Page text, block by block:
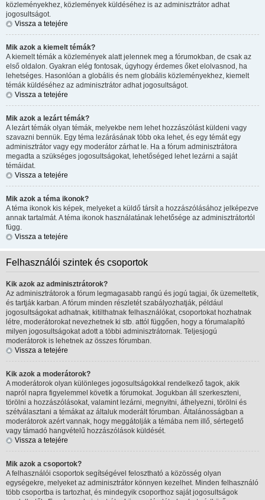
közleményekhez, közlemények küldéséhez is az adminisztrátor adhat
jogosultságot.
Vissza a tetejére
Mik azok a kiemelt témák?
A kiemelt témák a közlemények alatt jelennek meg a fórumokban, de csak az
első oldalon. Gyakran elég fontosak, úgyhogy érdemes őket elolvasnod, ha
lehetséges. Hasonlóan a globális és nem globális közleményekhez, kiemelt
témák küldéséhez az adminisztrátor adhat jogosultságot.
Vissza a tetejére
Mik azok a lezárt témák?
A lezárt témák olyan témák, melyekbe nem lehet hozzászólást küldeni vagy
szavazni bennük. Egy téma lezárásának több oka lehet, és egy témát egy
adminisztrátor vagy egy moderátor zárhat le. Ha a fórum adminisztrátora
megadta a szükséges jogosultságokat, lehetőséged lehet lezárni a saját
témáidat.
Vissza a tetejére
Mik azok a téma ikonok?
A téma ikonok kis képek, melyeket a küldő társít a hozzászólásához jelképezve
annak tartalmát. A téma ikonok használatának lehetősége az adminisztrátortól
függ.
Vissza a tetejére
Felhasználói szintek és csoportok
Kik azok az adminisztrátorok?
Az adminisztrátorok a fórum legmagasabb rangú és jogú tagjai, ők üzemeltetik,
és tartják karban. A fórum minden részletét szabályozhatják, például
jogosultságokat adhatnak, kitilthatnak felhasználókat, csoportokat hozhatnak
létre, moderátorokat nevezhetnek ki stb. attól függően, hogy a fórumalapító
milyen jogosultságokat adott a többi adminisztrátornak. Teljesjogú
moderátorok is lehetnek az összes fórumban.
Vissza a tetejére
Kik azok a moderátorok?
A moderátorok olyan különleges jogosultságokkal rendelkező tagok, akik
napról napra figyelemmel követik a fórumokat. Jogukban áll szerkeszteni,
törölni a hozzászólásokat, valamint lezárni, megnyitni, áthelyezni, törölni és
szétválasztani a témákat az általuk moderált fórumban. Általánosságban a
moderátorok azért vannak, hogy meggátolják a témába nem illő, sértegető
vagy támadó hangvételű hozzászólások küldését.
Vissza a tetejére
Mik azok a csoportok?
A felhasználói csoportok segítségével felosztható a közösség olyan
egységekre, melyeket az adminisztrátor könnyen kezelhet. Minden felhasználó
több csoportba is tartozhat, és mindegyik csoporthoz saját jogosultságok